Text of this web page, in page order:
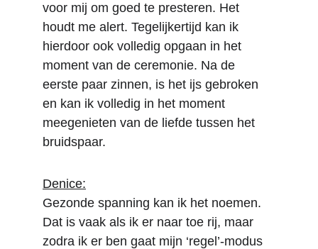
voor mij om goed te presteren. Het
houdt me alert. Tegelijkertijd kan ik
hierdoor ook volledig opgaan in het
moment van de ceremonie. Na de
eerste paar zinnen, is het ijs gebroken
en kan ik volledig in het moment
meegenieten van de liefde tussen het
bruidspaar.
Denice:
Gezonde spanning kan ik het noemen.
Dat is vaak als ik er naar toe rij, maar
zodra ik er ben gaat mijn ‘regel’-modus